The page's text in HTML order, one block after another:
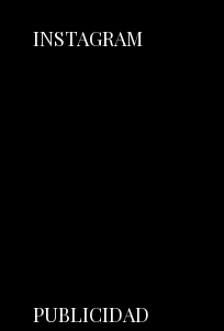
INSTAGRAM
PUBLICIDAD